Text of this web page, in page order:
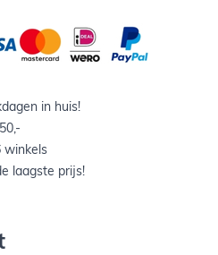
in huis!
winkels
laagste prijs!